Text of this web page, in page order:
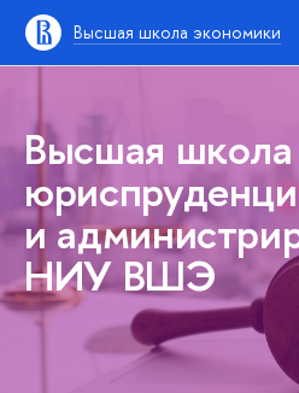
Высшая школа экономики
Высшая школа
и
НИУ ВШЭ